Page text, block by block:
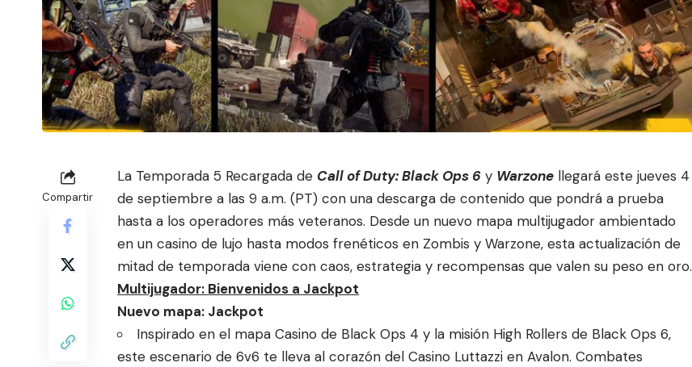
Compartir
La Temporada 5 Recargada de Call of Duty: Black Ops 6 y Warzone llegará este jueves 4
de septiembre a las 9 a.m. (PT) con una descarga de contenido que pondrá a prueba
hasta a los operadores más veteranos. Desde un nuevo mapa multijugador ambientado
en un casino de lujo hasta modos frenéticos en Zombis y Warzone, esta actualización de
mitad de temporada viene con caos, estrategia y recompensas que valen su peso en oro.
Multijugador: Bienvenidos a Jackpot
Nuevo mapa: Jackpot
Inspirado en el mapa Casino de Black Ops 4 y la misión High Rollers de Black Ops 6,
este escenario de 6v6 te lleva al corazón del Casino Luttazzi en Avalon. Combates